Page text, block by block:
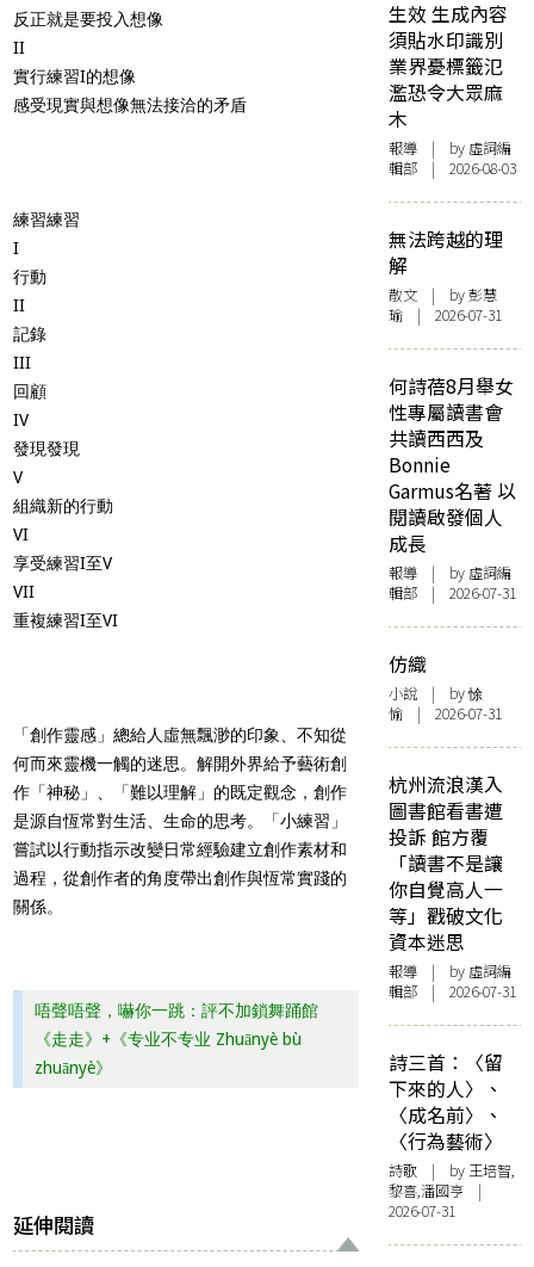
反正就是要投入想像
II
實行練習I的想像
感受現實與想像無法接洽的矛盾
練習練習
I
行動
II
記錄
III
回顧
IV
發現發現
V
組織新的行動
VI
享受練習I至V
VII
重複練習I至VI
「創作靈感」總給人虛無飄渺的印象、不知從
何而來靈機一觸的迷思。解開外界給予藝術創
作「神秘」、「難以理解」的既定觀念，創作
是源自恆常對生活、生命的思考。「小練習」
嘗試以行動指示改變日常經驗建立創作素材和
過程，從創作者的角度帶出創作與恆常實踐的
關係。
唔聲唔聲，嚇你一跳：評不加鎖舞踊館
《走走》+《专业不专业 Zhuānyè bù
zhuānyè》
延伸閱讀
生效 生成內容
須貼水印識別
業界憂標籤氾
濫恐令大眾麻
木
報導 | by 虛詞編
輯部 | 2026-08-03
無法跨越的理
解
散文 | by 彭慧
瑜 | 2026-07-31
何詩蓓8月舉女
性專屬讀書會
共讀西西及
Bonnie
Garmus名著 以
閱讀啟發個人
成長
報導 | by 虛詞編
輯部 | 2026-07-31
仿織
小說 | by 悇
愉 | 2026-07-31
杭州流浪漢入
圖書館看書遭
投訴 館方覆
「讀書不是讓
你自覺高人一
等」戳破文化
資本迷思
報導 | by 虛詞編
輯部 | 2026-07-31
詩三首：〈留
下來的人〉、
〈成名前〉、
〈行為藝術〉
詩歌 | by 王培智,
黎喜,潘國亨 |
2026-07-31